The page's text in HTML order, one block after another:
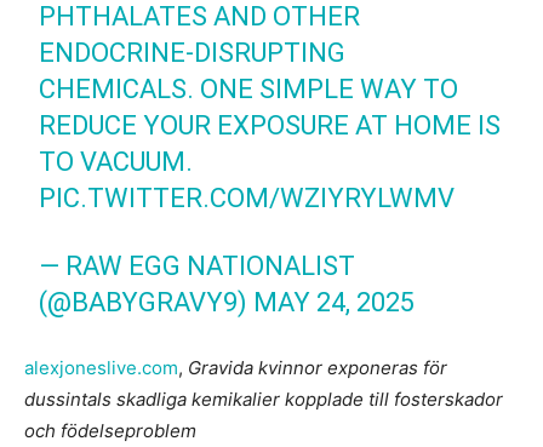
PHTHALATES AND OTHER
ENDOCRINE-DISRUPTING
CHEMICALS. ONE SIMPLE WAY TO
REDUCE YOUR EXPOSURE AT HOME IS
TO VACUUM.
PIC.TWITTER.COM/WZIYRYLWMV
— RAW EGG NATIONALIST
(@BABYGRAVY9) MAY 24, 2025
alexjoneslive.com, Gravida kvinnor exponeras för
dussintals skadliga kemikalier kopplade till fosterskador
och födelseproblem